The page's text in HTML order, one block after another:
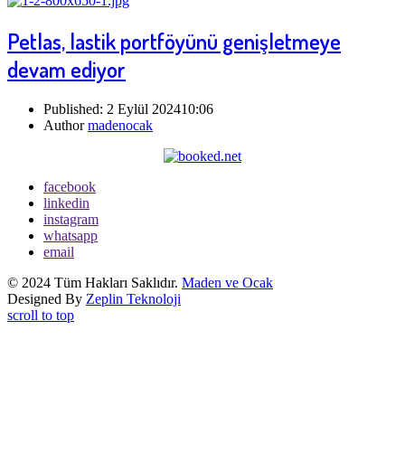
Petlas, lastik portföyünü genişletmeye
devam ediyor
Published: 2 Eylül 202410:06
Authormadenocak
facebook
linkedin
instagram
whatsapp
email
© 2024 Tüm Hakları Saklıdır. Maden ve Ocak
Designed By Zeplin Teknoloji
scroll to top